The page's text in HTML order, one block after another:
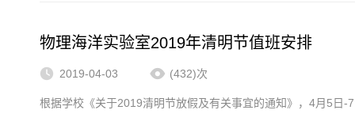
物理海洋实验室2019年清明节值班安排
2019-04-03 (432)次
根据学校《关于2019清明节放假及有关事宜的通知》，4月5